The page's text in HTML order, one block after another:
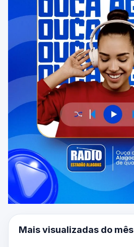
Mais visualizadas do mês